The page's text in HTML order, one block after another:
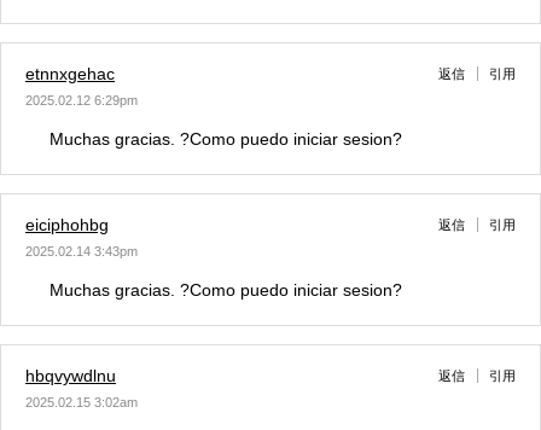
etnnxgehac
2025.02.12 6:29pm
返信 引用
Muchas gracias. ?Como puedo iniciar sesion?
eiciphohbg
2025.02.14 3:43pm
返信 引用
Muchas gracias. ?Como puedo iniciar sesion?
hbqvywdlnu
2025.02.15 3:02am
返信 引用